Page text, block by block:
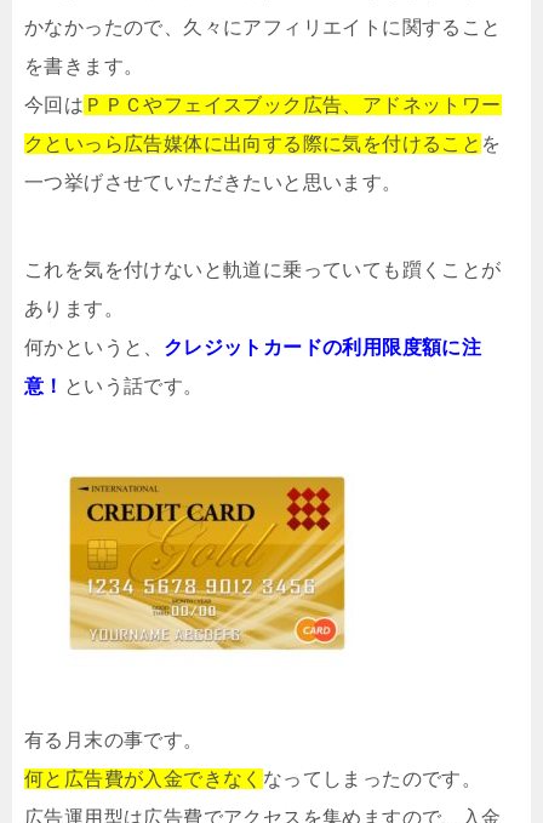
かなかったので、久々にアフィリエイトに関すること
を書きます。
今回は ＰＰＣやフェイスブック広告、アドネットワー
クといっら広告媒体に出向する際に気を付けること を
一つ挙げさせていただきたいと思います。
これを気を付けないと軌道に乗っていても躓くことが
あります。
何かというと、 クレジットカードの利用限度額に注
意！ という話です。
有る月末の事です。
何と広告費が入金できなく なってしまったのです。
広告運用型は広告費でアクセスを集めますので、入金